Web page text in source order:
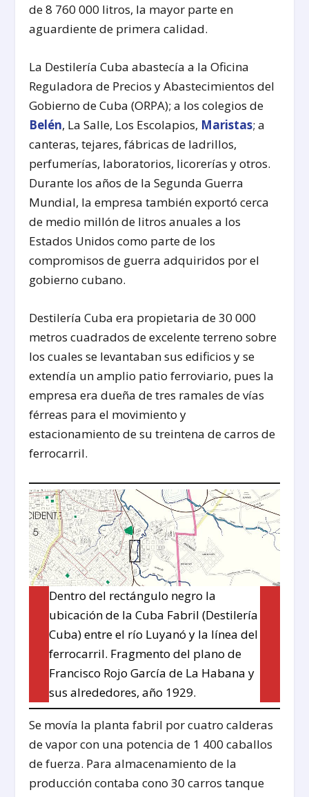
de 8 760 000 litros, la mayor parte en
aguardiente de primera calidad.
La Destilería Cuba abastecía a la Oficina
Reguladora de Precios y Abastecimientos del
Gobierno de Cuba (ORPA); a los colegios de
Belén, La Salle, Los Escolapios, Maristas; a
canteras, tejares, fábricas de ladrillos,
perfumerías, laboratorios, licorerías y otros.
Durante los años de la Segunda Guerra
Mundial, la empresa también exportó cerca
de medio millón de litros anuales a los
Estados Unidos como parte de los
compromisos de guerra adquiridos por el
gobierno cubano.
Destilería Cuba era propietaria de 30 000
metros cuadrados de excelente terreno sobre
los cuales se levantaban sus edificios y se
extendía un amplio patio ferroviario, pues la
empresa era dueña de tres ramales de vías
férreas para el movimiento y
estacionamiento de su treintena de carros de
ferrocarril.
Dentro del rectángulo negro la
ubicación de la Cuba Fabril (Destilería
Cuba) entre el río Luyanó y la línea del
ferrocarril. Fragmento del plano de
Francisco Rojo García de La Habana y
sus alrededores, año 1929.
Se movía la planta fabril por cuatro calderas
de vapor con una potencia de 1 400 caballos
de fuerza. Para almacenamiento de la
producción contaba cono 30 carros tanque